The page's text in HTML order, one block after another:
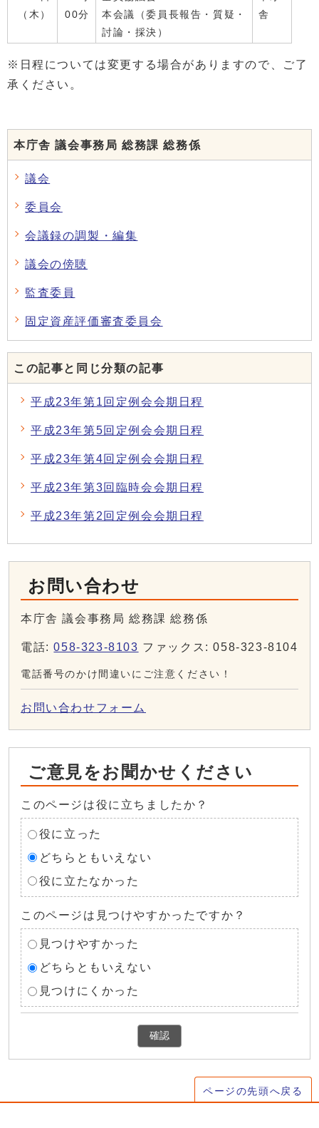
（木）
00分
本会議（委員長報告・質疑・
討論・採決）
舎
※日程については変更する場合がありますので、ご了
承ください。
本庁舎 議会事務局 総務課 総務係
議会
委員会
会議録の調製・編集
議会の傍聴
監査委員
固定資産評価審査委員会
この記事と同じ分類の記事
平成23年第1回定例会会期日程
平成23年第5回定例会会期日程
平成23年第4回定例会会期日程
平成23年第3回臨時会会期日程
平成23年第2回定例会会期日程
お問い合わせ
本庁舎 議会事務局 総務課 総務係
電話:058-323-8103 ファックス: 058-323-8104
電話番号のかけ間違いにご注意ください！
お問い合わせフォーム
ご意見をお聞かせください
このページは役に立ちましたか？
役に立った
どちらともいえない
役に立たなかった
このページは見つけやすかったですか？
見つけやすかった
どちらともいえない
見つけにくかった
確認
ページの先頭へ戻る